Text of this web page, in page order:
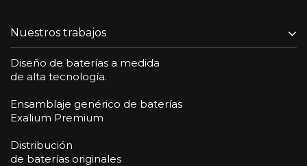
Nuestros trabajos
Diseño de baterías a medida
de alta tecnología.
Ensamblaje genérico de baterías
Exalium Premium
Distribución
de baterías originales